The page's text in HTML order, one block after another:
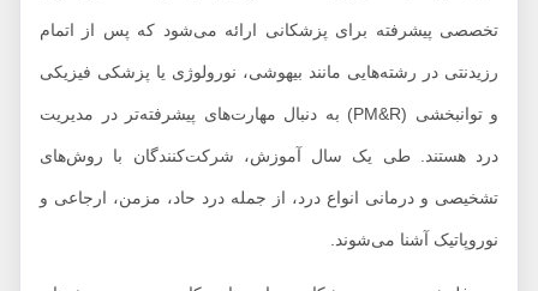
تخصصی پیشرفته برای پزشکانی ارائه می‌شود که پس از اتمام
رزیدنتی در رشته‌هایی مانند بیهوشی، نورولوژی یا پزشکی فیزیکی
و توانبخشی (PM&R) به دنبال مهارت‌های پیشرفته‌تر در مدیریت
درد هستند. طی یک سال آموزش، شرکت‌کنندگان با روش‌های
تشخیصی و درمانی انواع درد، از جمله درد حاد، مزمن، ارجاعی و
نوروپاتیک آشنا می‌شوند.